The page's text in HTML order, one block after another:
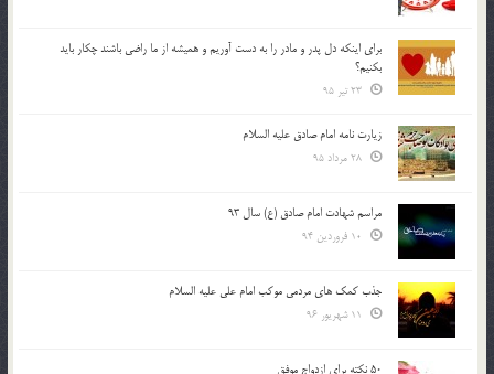
براي اينكه دل پدر و مادر را به دست آوريم و هميشه از ما راضي باشند چكار بايد
بكنيم؟
زیارت نامه امام صادق علیه السلام
مراسم شهادت امام صادق (ع) سال 93
جذب کمک های مردمی موکب امام علی علیه السلام
50 نکته برای ازدواج موفق